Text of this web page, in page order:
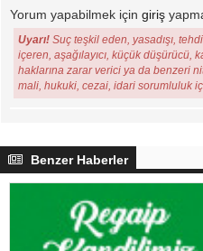
Yorum yapabilmek için giriş
Uyarı! Suç teşkil eden, yasadışı,
içeren, aşağılayıcı, küçük düşürücü,
haklarına zarar verici ya da benzeri
mali, hukuki, cezai, idari sorumluluk
Benzer Haberler